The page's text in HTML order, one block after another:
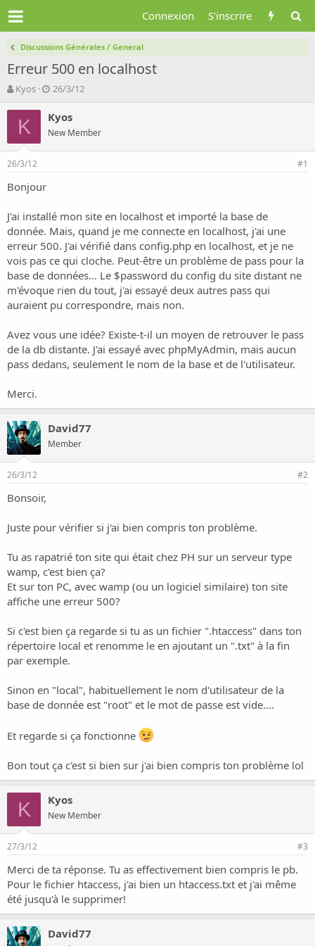
Connexion S'inscrire
Discussions Générales / General
Erreur 500 en localhost
A
t
r
d
l
d
i
c
u
s
s
i
Kyos
D
t
e
d
e
t
26/3/12
K Kyos
New Member
26/3/12 #1
Bonjour
J'ai installé mon site en localhost et importé la base de
donnée. Mais, quand je me connecte en localhost, j'ai une
erreur 500. J'ai vérifié dans config.php en localhost, et je ne
vois pas ce qui cloche. Peut-être un problème de pass pour la
base de données... Le $password du config du site distant ne
m'évoque rien du tout, j'ai essayé deux autres pass qui
auraient pu correspondre, mais non.
Avez vous une idée? Existe-t-il un moyen de retrouver le pass
de la db distante. J'ai essayé avec phpMyAdmin, mais aucun
pass dedans, seulement le nom de la base et de l'utilisateur.
Merci.
David77
Member
26/3/12 #2
Bonsoir,
Juste pour vérifier si j'ai bien compris ton problème.
Tu as rapatrié ton site qui était chez PH sur un serveur type
wamp, c'est bien ça?
Et sur ton PC, avec wamp (ou un logiciel similaire) ton site
affiche une erreur 500?
Si c'est bien ça regarde si tu as un fichier ".htaccess" dans ton
répertoire local et renomme le en ajoutant un ".txt" à la fin
par exemple.
Sinon en "local", habituellement le nom d'utilisateur de la
base de donnée est "root" et le mot de passe est vide....
Et regarde si ça fonctionne
Bon tout ça c'est si bien sur j'ai bien compris ton problème lol
K Kyos
New Member
27/3/12 #3
Merci de ta réponse. Tu as effectivement bien compris le pb.
Pour le fichier htaccess, j'ai bien un htaccess.txt et j'ai même
été jusqu'à le supprimer!
David77